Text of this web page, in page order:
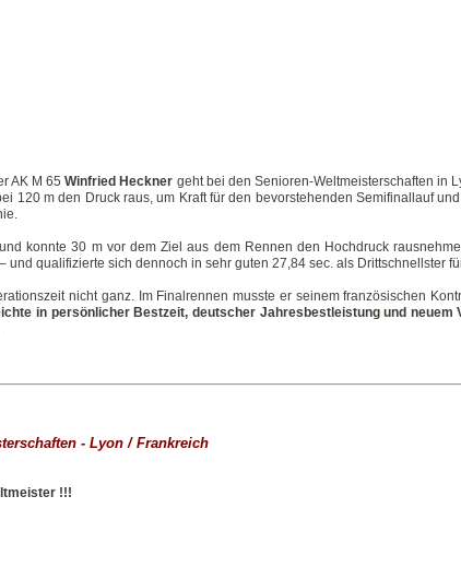
AK M 65Winfried Heckner geht bei den Senioren-Weltmeisterschaften in
120 m den Druck raus, um Kraft für den bevorstehenden Semifinallauf
konnte 30 m vor dem Ziel aus dem Rennen den Hochdruck
qualifizierte sich dennoch in sehr guten 27,84 sec. als Drittschnellster
nicht ganz. Im Finalrennen musste er seinem französischen
in persönlicher Bestzeit, deutscher Jahresbestleistung und neuem
- Lyon / Frankreich
!!!